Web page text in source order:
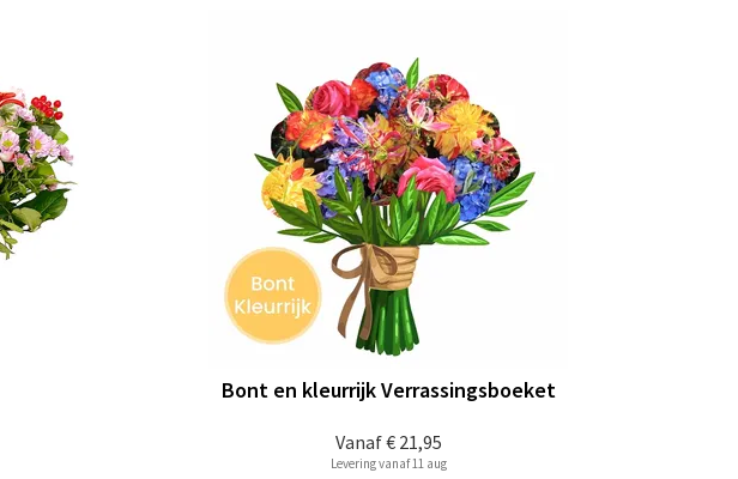
Vanaf€ 21,95
Bont en kleurrijk Verrassingsboeket
Levering vanaf 11 aug